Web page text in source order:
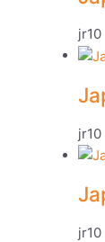
jr10
jr10
jr10